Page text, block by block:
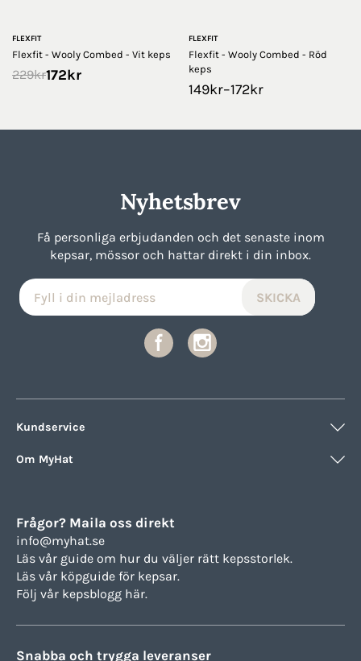
FLEXFIT
Flexfit - Wooly Combed - Vit keps
229kr172kr
FLEXFIT
Flexfit - Wooly Combed - Röd
keps
149kr–172kr
Nyhetsbrev
Få personliga erbjudanden och det senaste inom
kepsar, mössor och hattar direkt i din inbox.
Kundservice
Om MyHat
Frågor? Maila oss direkt
info@myhat.se
Läs vår guide om hur du väljer rätt kepsstorlek.
Läs vår köpguide för kepsar.
Följ vår kepsblogg här.
Snabba och trygga leveranser